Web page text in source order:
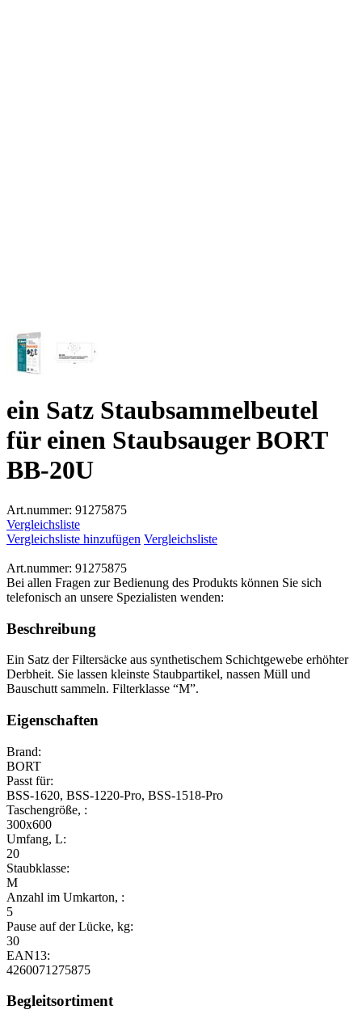
ein Satz Staubsammelbeutel
für einen Staubsauger BORT
BB-20U
Art.nummer: 91275875
Vergleichsliste
Vergleichsliste hinzufügen Vergleichsliste
Art.nummer: 91275875
Bei allen Fragen zur Bedienung des Produkts können Sie sich
telefonisch an unsere Spezialisten wenden:
Beschreibung
Ein Satz der Filtersäcke aus synthetischem Schichtgewebe erhöhter
Derbheit. Sie lassen kleinste Staubpartikel, nassen Müll und
Bauschutt sammeln. Filterklasse “M”.
Eigenschaften
Brand:
BORT
Passt für:
BSS-1620, BSS-1220-Pro, BSS-1518-Pro
Taschengröße, :
300x600
Umfang, L:
20
Staubklasse:
M
Anzahl im Umkarton, :
5
Pause auf der Lücke, kg:
30
EAN13:
4260071275875
Begleitsortiment